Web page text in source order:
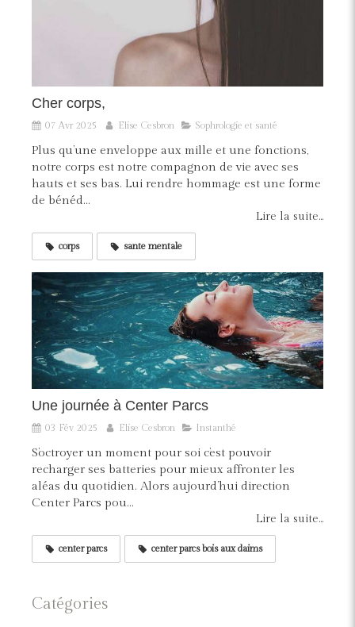
Cher corps,
07 Avr 2025 Elise Cesbron Sophrologie et santé
Plus qu’une enveloppe aux mille et une fonctions,
notre corps est notre compagnon de vie avec ses
hauts et ses bas. Lui rendre hommage est une forme
de bénéd...
Lire la suite...
corps sante mentale
Une journée à Center Parcs
03 Fév 2025 Elise Cesbron Instanthé
S’octroyer un moment pour soi c’est pouvoir
recharger ses batteries pour mieux affronter les
aléas du quotidien. Alors aujourd’hui direction
Center Parcs pou...
Lire la suite...
center parcs center parcs bois aux daims
Catégories